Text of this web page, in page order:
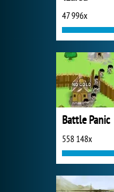
47 996x
Battle Panic
558 148x